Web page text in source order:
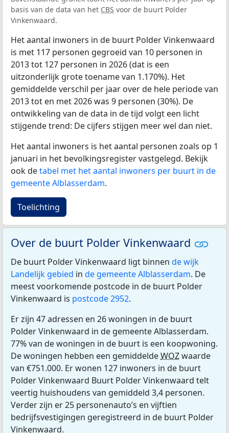
basis van de data van het CBS voor de buurt Polder
Vinkenwaard.
Het aantal inwoners in de buurt Polder Vinkenwaard
is met 117 personen gegroeid van 10 personen in
2013 tot 127 personen in 2026 (dat is een
uitzonderlijk grote toename van 1.170%). Het
gemiddelde verschil per jaar over de hele periode van
2013 tot en met 2026 was 9 personen (30%). De
ontwikkeling van de data in de tijd volgt een licht
stijgende trend: De cijfers stijgen meer wel dan niet.
Het aantal inwoners is het aantal personen zoals op 1
januari in het bevolkingsregister vastgelegd. Bekijk
ook detabel met het aantal inwoners per buurt in de
gemeente Alblasserdam.
Toelichting
Over de buurt Polder Vinkenwaard
De buurt Polder Vinkenwaard ligt binnen de wijk
Landelijk gebied in de gemeente Alblasserdam. De
meest voorkomende postcode in de buurt Polder
Vinkenwaard is postcode 2952.
Er zijn 47 adressen en 26 woningen in de buurt
Polder Vinkenwaard in de gemeente Alblasserdam.
77% van de woningen in de buurt is een koopwoning.
De woningen hebben een gemiddeldeWOZwaarde
van €751.000. Er wonen 127 inwoners in de buurt
Polder Vinkenwaard Buurt Polder Vinkenwaard telt
veertig huishoudens van gemiddeld 3,4 personen.
Verder zijn er 25 personenauto’s en vijftien
bedrijfsvestigingen geregistreerd in de buurt Polder
Vinkenwaard.